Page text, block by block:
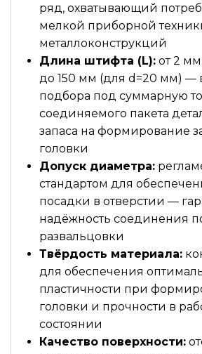
ряд, охватывающий
мелкой приборной
металлоконструкций
Длина штифта (L): от 2
до 150 мм (для d=20 мм) —
подбора под суммарную
соединяемого пакета
запаса на формирование
головки
Допуск диаметра:
стандартом для
посадки в отверстии —
надёжность соединения
развальцовки
Твёрдость материала:
для обеспечения
пластичности при
головки и прочности в
состоянии
Качество поверхности: